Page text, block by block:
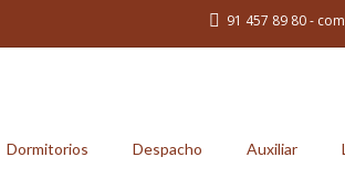
91 457 89 80 -
Dormitorios Despacho Auxiliar